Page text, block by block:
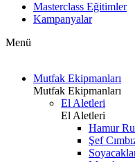
Masterclass Eğitimler
Kampanyalar
Menü
Mutfak Ekipmanları
Mutfak Ekipmanları
El Aletleri
El Aletleri
Hamur
Şef